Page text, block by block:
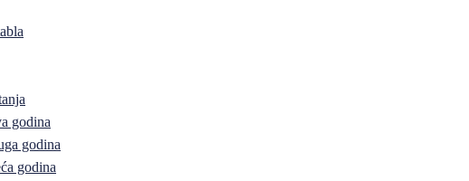
godina
godina
godina